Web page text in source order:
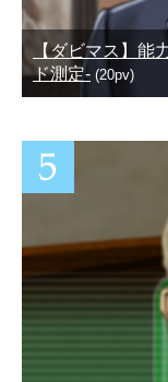
【ダビマス】
ド測定- (20pv)